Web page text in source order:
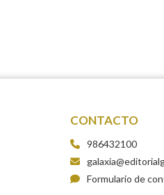
CONTACTO
986432100
Formulario de